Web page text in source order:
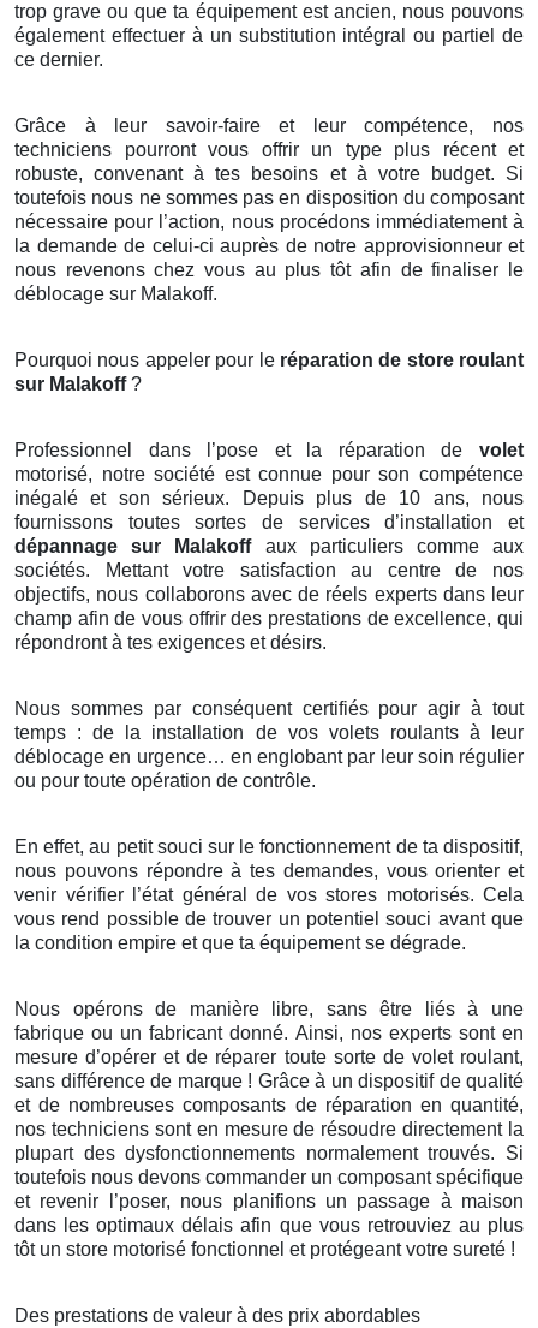
trop grave ou que ta équipement est ancien, nous pouvons
également effectuer à un substitution intégral ou partiel de
ce dernier.
Grâce à leur savoir-faire et leur compétence, nos
techniciens pourront vous offrir un type plus récent et
robuste, convenant à tes besoins et à votre budget. Si
toutefois nous ne sommes pas en disposition du composant
nécessaire pour l’action, nous procédons immédiatement à
la demande de celui-ci auprès de notre approvisionneur et
nous revenons chez vous au plus tôt afin de finaliser le
déblocage sur Malakoff.
Pourquoi nous appeler pour le réparation de store roulant
sur Malakoff?
Professionnel dans l’pose et la réparation de volet
motorisé, notre société est connue pour son compétence
inégalé et son sérieux. Depuis plus de 10 ans, nous
fournissons toutes sortes de services d’installation et
dépannage sur Malakoffaux particuliers comme aux
sociétés. Mettant votre satisfaction au centre de nos
objectifs, nous collaborons avec de réels experts dans leur
champ afin de vous offrir des prestations de excellence, qui
répondront à tes exigences et désirs.
Nous sommes par conséquent certifiés pour agir à tout
temps : de la installation de vos volets roulants à leur
déblocage en urgence… en englobant par leur soin régulier
ou pour toute opération de contrôle.
En effet, au petit souci sur le fonctionnement de ta dispositif,
nous pouvons répondre à tes demandes, vous orienter et
venir vérifier l’état général de vos stores motorisés. Cela
vous rend possible de trouver un potentiel souci avant que
la condition empire et que ta équipement se dégrade.
Nous opérons de manière libre, sans être liés à une
fabrique ou un fabricant donné. Ainsi, nos experts sont en
mesure d’opérer et de réparer toute sorte de volet roulant,
sans différence de marque ! Grâce à un dispositif de qualité
et de nombreuses composants de réparation en quantité,
nos techniciens sont en mesure de résoudre directement la
plupart des dysfonctionnements normalement trouvés. Si
toutefois nous devons commander un composant spécifique
et revenir l’poser, nous planifions un passage à maison
dans les optimaux délais afin que vous retrouviez au plus
tôt un store motorisé fonctionnel et protégeant votre sureté !
Des prestations de valeur à des prix abordables